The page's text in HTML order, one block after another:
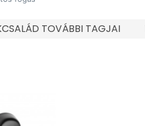
TOVÁBBI TAGJAI